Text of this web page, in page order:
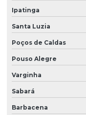
Ipatinga
Santa Luzia
Poços de Caldas
Pouso Alegre
Varginha
Sabará
Barbacena